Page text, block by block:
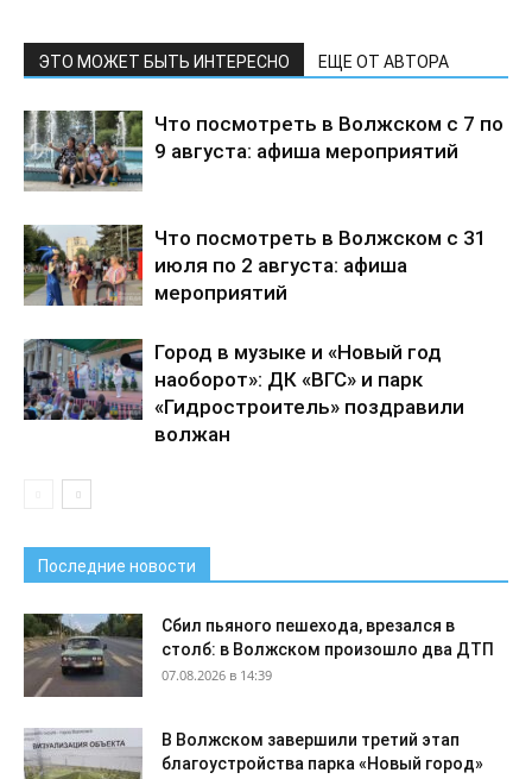
ЭТО МОЖЕТ БЫТЬ ИНТЕРЕСНО ЕЩЕ ОТ АВТОРА
Что посмотреть в Волжском с 7 по
9 августа: афиша мероприятий
Что посмотреть в Волжском с 31
июля по 2 августа: афиша
мероприятий
Город в музыке и «Новый год
наоборот»: ДК «ВГС» и парк
«Гидростроитель» поздравили
волжан
Последние новости
Сбил пьяного пешехода, врезался в
столб: в Волжском произошло два ДТП
07.08.2026 в 14:39
В Волжском завершили третий этап
благоустройства парка «Новый город»